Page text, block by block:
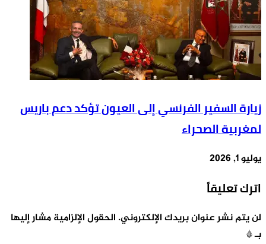
زيارة السفير الفرنسي إلى العيون تؤكد دعم باريس
لمغربية الصحراء
يوليو 1, 2026
اترك تعليقاً
لن يتم نشر عنوان بريدك الإلكتروني. الحقول الإلزامية مشار إليها
بـ*